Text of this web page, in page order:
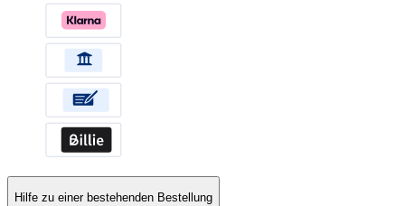
Hilfe zu einer bestehenden Bestellung